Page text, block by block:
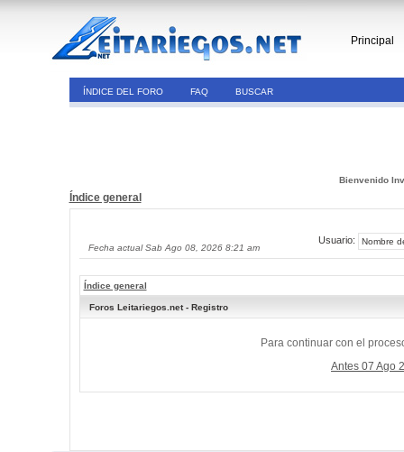
Principal
ÍNDICE DEL FORO FAQ BUSCAR
Bienvenido
Índice general
Fecha actual Sab Ago 08, 2026 8:21 am
Usuario:
Índice general
Foros Leitariegos.net - Registro
Para continuar con el
Antes 07 Ago